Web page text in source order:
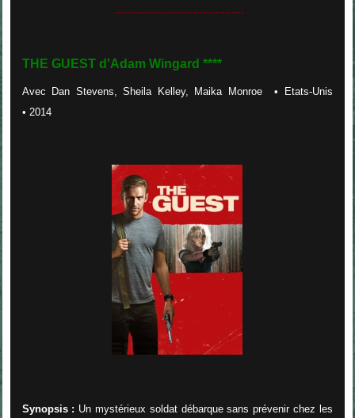
.........................................
THE GUEST d'Adam Wingard ****
Avec Dan Stevens, Sheila Kelley, Maika Monroe • Etats-Unis
• 2014
Synopsis : Un mystérieux soldat débarque sans prévenir chez les